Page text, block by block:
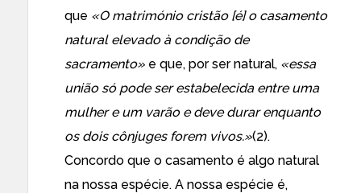
que «O matrimónio cristão [é] o casamento
natural elevado à condição de
sacramento» e que, por ser natural, «essa
união só pode ser estabelecida entre uma
mulher e um varão e deve durar enquanto
os dois cônjuges forem vivos.»(2).
Concordo que o casamento é algo natural
na nossa espécie. A nossa espécie é,